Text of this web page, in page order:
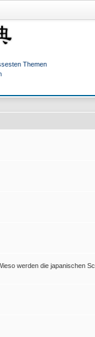
Themen
werden die japanischen